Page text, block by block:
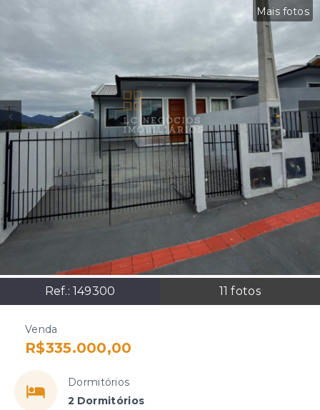
Mais fotos
Ref.: 149300 11 fotos
Venda
R$335.000,00
Dormitórios
2 Dormitórios